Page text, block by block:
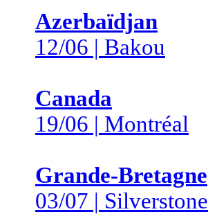
Azerbaïdjan
12/06 | Bakou
Canada
19/06 | Montréal
Grande-Bretagne
03/07 | Silverstone